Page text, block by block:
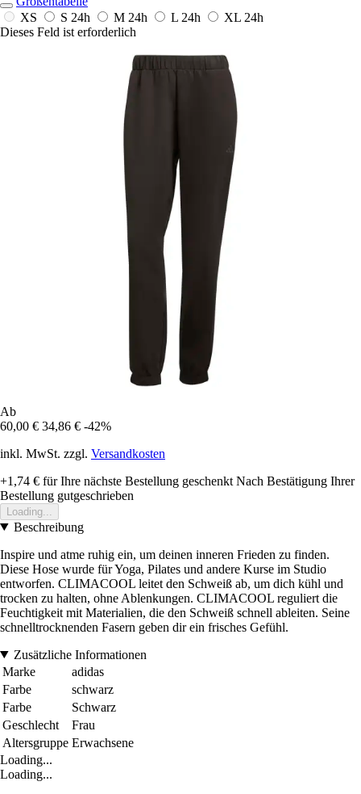
XS
S 24h M 24h L 24h XL 24h
Dieses Feld ist erforderlich
Ab
60,00 € 34,86 € -42%
inkl. MwSt. zzgl. Versandkosten
+1,74 € für Ihre nächste Bestellung geschenkt Nach Bestätigung Ihrer
Bestellung gutgeschrieben
Loading...
Beschreibung
Inspire und atme ruhig ein, um deinen inneren Frieden zu finden.
Diese Hose wurde für Yoga, Pilates und andere Kurse im Studio
entworfen. CLIMACOOL leitet den Schweiß ab, um dich kühl und
trocken zu halten, ohne Ablenkungen. CLIMACOOL reguliert die
Feuchtigkeit mit Materialien, die den Schweiß schnell ableiten. Seine
schnelltrocknenden Fasern geben dir ein frisches Gefühl.
Zusätzliche Informationen
Marke
adidas
Farbe
schwarz
Farbe
Schwarz
Geschlecht
Frau
Altersgruppe Erwachsene
Loading...
Loading...